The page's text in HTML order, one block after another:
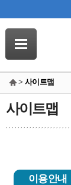
> 사이트맵
사이트맵
이용안내